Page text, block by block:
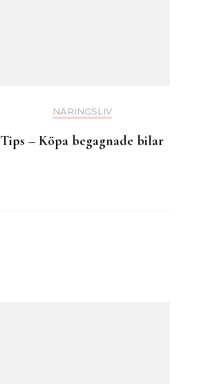
NÄRINGSLIV
Tips – Köpa begagnade bilar